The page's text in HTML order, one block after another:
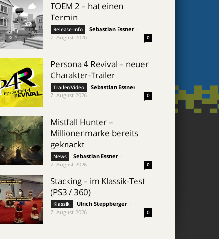
TOEM 2 – hat einen
Termin
Release-Info Sebastian Essner
7. August 2026
0
Persona 4 Revival – neuer
Charakter-Trailer
Trailer/Video Sebastian Essner
7. August 2026
0
Mistfall Hunter –
Millionenmarke bereits
geknackt
News Sebastian Essner
7. August 2026
0
Stacking – im Klassik-Test
(PS3 / 360)
Klassik Ulrich Steppberger
7. August 2026
0